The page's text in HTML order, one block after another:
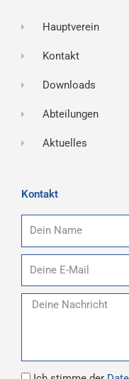
Hauptverein
Kontakt
Downloads
Abteilungen
Aktuelles
Kontakt
Name
Nachricht